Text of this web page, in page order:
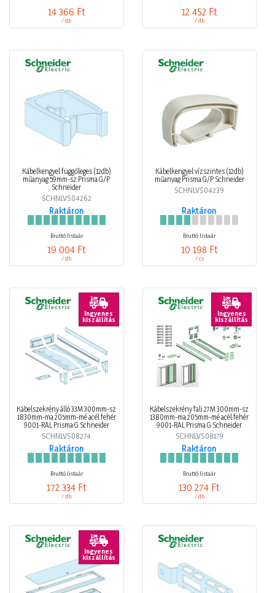
14 366 Ft
/ db
12 452 Ft
/ db
Kábelkengyel függőleges (12db)
műanyag 59mm-sz Prisma G/P
Schneider
SCHNLVS04262
Raktáron
Bruttó listaár
19 004 Ft
/ db
Kábelkengyel vízszintes (12db)
műanyag Prisma G/P Schneider
SCHNLVS04239
Raktáron
Bruttó listaár
10 198 Ft
/ cs
Ingyenes
kiszállítás
Kábelszekrény álló 33M 300mm-sz
1830mm-ma 205mm-mé acél fehér
9001-RAL Prisma G Schneider
SCHNLVS08274
Raktáron
Bruttó listaár
172 334 Ft
/ db
Ingyenes
kiszállítás
Kábelszekrény fali 27M 300mm-sz
1380mm-ma 205mm-mé acél fehér
9001-RAL Prisma G Schneider
SCHNLVS08179
Raktáron
Bruttó listaár
130 274 Ft
/ db
Ingyenes
kiszállítás